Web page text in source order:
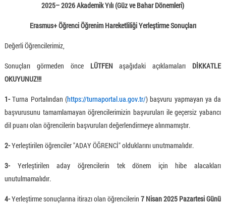
2025– 2026 Akademik Yılı (Güz ve Bahar Dönemleri)
Erasmus+ Öğrenci Öğrenim Hareketliliği Yerleştirme Sonuçları
Değerli Öğrencilerimiz,
Sonuçları görmeden önce LÜTFEN aşağıdaki açıklamaları DİKKATLE
OKUYUNUZ!!!
1-Turna Portalından (https://turnaportal.ua.gov.tr/) başvuru yapmayan ya da
başvurusunu tamamlamayan öğrencilerimizin başvuruları ile geçersiz yabancı
dil puanı olan öğrencilerin başvuruları değerlendirmeye alınmamıştır.
2-Yerleştirilen öğrenciler "ADAY ÖĞRENCİ" olduklarını unutmamalıdır.
3-Yerleştirilen aday öğrencilerin tek dönem için hibe alacakları
unutulmamalıdır.
4-Yerleştirme sonuçlarına itirazı olan öğrencilerin7 Nisan 2025 Pazartesi Günü